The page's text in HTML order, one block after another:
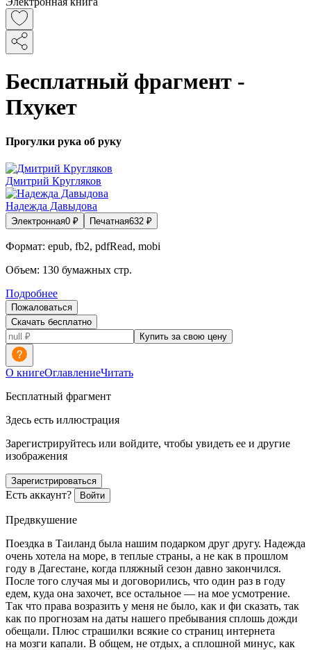
Бесплатный фрагмент -
Пхукет
Прогулки рука об руку
Дмитрий Кругляков
Надежда Давыдова
Электронная0 ₽ Печатная632 ₽
Формат: epub, fb2, pdfRead, mobi
Объем: 130 бумажных стр.
Подробнее
Пожаловаться
Скачать бесплатно
Купить за свою цену
О книгеОглавлениеЧитать
Бесплатный фрагмент
Здесь есть иллюстрация
Зарегистрируйтесь или войдите, чтобы увидеть ее и другие
изображения
Зарегистрироваться
Есть аккаунт? Войти
Предвкушение
Поездка в Таиланд была нашим подарком друг другу. Надежда
очень хотела на море, в теплые страны, а не как в прошлом
году в Дагестане, когда пляжный сезон давно закончился.
После того случая мы и договорились, что один раз в году
едем, куда она захочет, все остальное — на мое усмотрение.
Так что права возразить у меня не было, как и фи сказать, так
как по прогнозам на даты нашего пребывания сплошь дожди
обещали. Плюс страшилки всякие со страниц интернета
на мозги капали. В общем, не отдых, а сплошной минус, как